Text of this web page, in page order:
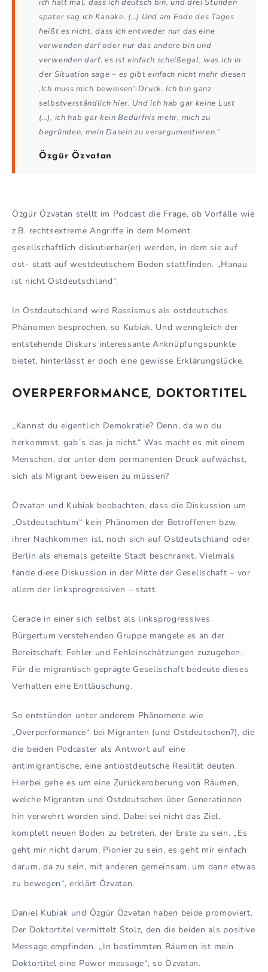
ich halt mal, dass ich deutsch bin, und drei Stunden
später sag ich Kanake. (…) Und am Ende des Tages
heißt es nicht, dass ich entweder nur das eine
verwenden darf oder nur das andere bin und
verwenden darf, es ist einfach scheißegal, was ich in
der Situation sage – es gibt einfach nicht mehr diesen
‚Ich muss mich beweisen‘-Druck. Ich bin ganz
selbstverständlich hier. Und ich hab gar keine Lust
(…), ich hab gar kein Bedürfnis mehr, mich zu
begründen, mein Dasein zu verargumentieren.“
Özgür Özvatan
Özgür Özvatan stellt im Podcast die Frage, ob Vorfälle wie
z.B. rechtsextreme Angriffe in dem Moment
gesellschaftlich diskutierbar(er) werden, in dem sie auf
ost- statt auf westdeutschem Boden stattfinden. „Hanau
ist nicht Ostdeutschland“.
In Ostdeutschland wird Rassismus als ostdeutsches
Phänomen besprochen, so Kubiak. Und wenngleich der
entstehende Diskurs interessante Anknüpfungspunkte
bietet, hinterlässt er doch eine gewisse Erklärungslücke.
OVERPERFORMANCE, DOKTORTITEL
„Kannst du eigentlich Demokratie? Denn, da wo du
herkommst, gab´s das ja nicht.“ Was macht es mit einem
Menschen, der unter dem permanenten Druck aufwächst,
sich als Migrant beweisen zu müssen?
Özvatan und Kubiak beobachten, dass die Diskussion um
„Ostdeutschtum“ kein Phänomen der Betroffenen bzw.
ihrer Nachkommen ist, noch sich auf Ostdeutschland oder
Berlin als ehemals geteilte Stadt beschränkt. Vielmals
fände diese Diskussion in der Mitte der Gesellschaft – vor
allem der linksprogressiven – statt.
Gerade in einer sich selbst als linksprogressives
Bürgertum verstehenden Gruppe mangele es an der
Bereitschaft, Fehler und Fehleinschätzungen zuzugeben.
Für die migrantisch geprägte Gesellschaft bedeute dieses
Verhalten eine Enttäuschung.
So entstünden unter anderem Phänomene wie
„Overperformance“ bei Migranten (und Ostdeutschen?), die
die beiden Podcaster als Antwort auf eine
antimigrantische, eine antiostdeutsche Realität deuten.
Hierbei gehe es um eine Zurückeroberung von Räumen,
welche Migranten und Ostdeutschen über Generationen
hin verwehrt worden sind. Dabei sei nicht das Ziel,
komplett neuen Boden zu betreten, der Erste zu sein. „Es
geht mir nicht darum, Pionier zu sein, es geht mir einfach
darum, da zu sein, mit anderen gemeinsam, um dann etwas
zu bewegen“, erklärt Özvatan.
Daniel Kubiak und Özgür Özvatan haben beide promoviert.
Der Doktortitel vermittelt Stolz, den die beiden als positive
Message empfinden. „In bestimmten Räumen ist mein
Doktortitel eine Power message“, so Özvatan.